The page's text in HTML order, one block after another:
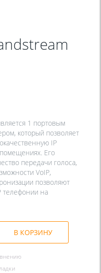
1 портовым
который позволяет
IP
Его
передачи голоса,
VoIP,
позволяют
телефонии на
В КОРЗИНУ